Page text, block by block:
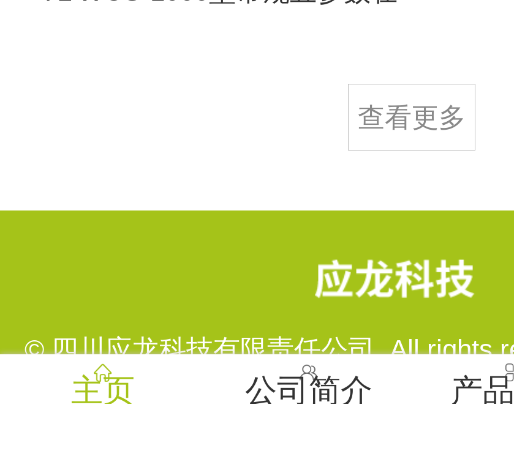
查看更多
© 四川应龙科技有限责任公司 All rights
2022009221号
主页 公司简介 产